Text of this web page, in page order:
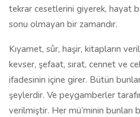
tekrar cesetlerini giyerek, hayat
sonu olmayan bir zamandır.
Kıyamet, sûr, haşir, kitapların
kevser, şefaat, sırat, cennet ve
ifadesinin içine girer. Bütün
şeylerdir. Ve peygamberler
verilmiştir. Her mü’minin bunları